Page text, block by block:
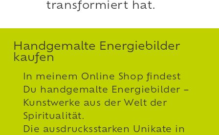
transformiert hat.
Handgemalte Energiebilder
kaufen
In meinem Online Shop findest
Du handgemalte Energiebilder –
Kunstwerke aus der Welt der
Spiritualität.
Die ausdrucksstarken Unikate in